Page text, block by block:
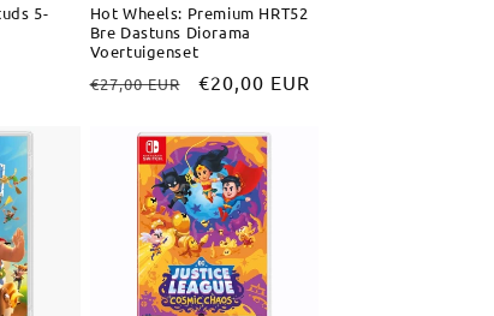
5-
Hot Wheels: Premium HRT52
Bre Dastuns Diorama
Voertuigenset
Normale
€27,00 EUR Aanbiedingsprijs
€20,00 EUR